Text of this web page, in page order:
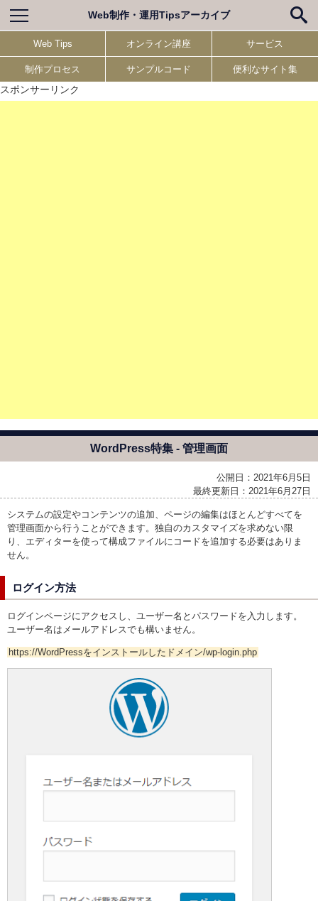
Web制作・運用Tipsアーカイブ
Web Tips オンライン講座 サービス
制作プロセス サンプルコード 便利なサイト集
スポンサーリンク
WordPress特集 - 管理画面
公開日：2021年6月5日
最終更新日：2021年6月27日
システムの設定やコンテンツの追加、ページの編集はほとんどすべてを
管理画面から行うことができます。独自のカスタマイズを求めない限
り、エディターを使って構成ファイルにコードを追加する必要はありま
せん。
ログイン方法
ログインページにアクセスし、ユーザー名とパスワードを入力します。
ユーザー名はメールアドレスでも構いません。
https://WordPressをインストールしたドメイン/wp-login.php